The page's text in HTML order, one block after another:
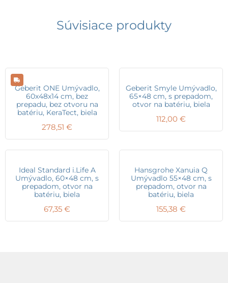
Súvisiace produkty
Geberit ONE Umývadlo,
60x48x14 cm, bez
prepadu, bez otvoru na
batériu, KeraTect, biela
278,51 €
Geberit Smyle Umývadlo,
65×48 cm, s prepadom,
otvor na batériu, biela
112,00 €
Ideal Standard i.Life A
Umývadlo, 60×48 cm, s
prepadom, otvor na
batériu, biela
67,35 €
Hansgrohe Xanuia Q
Umývadlo 55×48 cm, s
prepadom, otvor na
batériu, biela
155,38 €